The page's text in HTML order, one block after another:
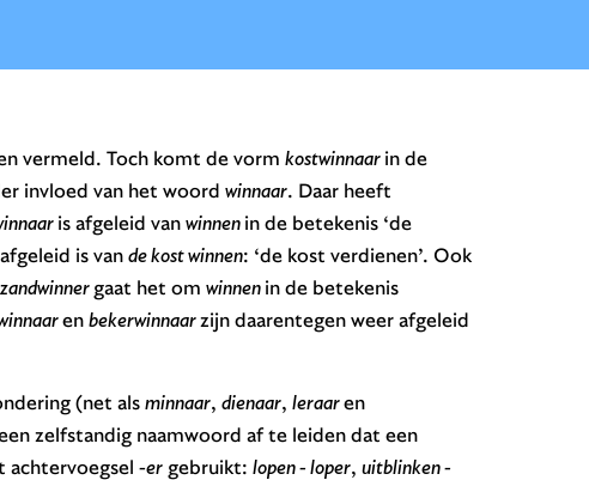
vermeld. Toch komt de vorm kostwinnaarin de
invloed van het woord winnaar. Daar heeft
is afgeleid vanwinnenin de betekenis ‘de
afgeleid is vande kost winnen: ‘de kost verdienen’. Ook
zandwinnergaat het om winnenin de betekenis
enbekerwinnaarzijn daarentegen weer afgeleid
(net alsminnaar, dienaar, leraaren
zelfstandig naamwoord af te leiden dat een
achtervoegsel -ergebruikt: lopen - loper, uitblinken -